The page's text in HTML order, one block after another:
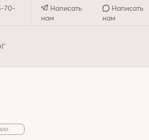
70-
Написать
нам
Написать
нам